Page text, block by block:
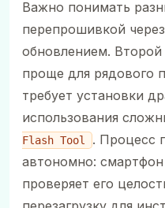
Важно понимать
перепрошивкой
обновлением. Второй
проще для рядового
требует установки
использования
Flash Tool
. Процесс
автономно: смартфон
проверяет его